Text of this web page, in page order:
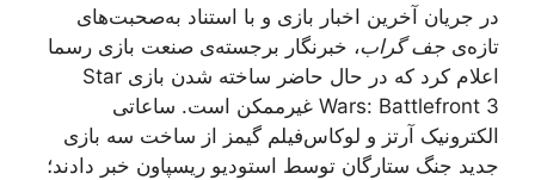
در جریان آخرین اخبار بازی و با استناد به‌صحبت‌های
تازه‌ی جف گراب، خبرنگار برجسته‌ی صنعت بازی رسما
اعلام کرد که در حال حاضر ساخته شدن بازی Star
Wars: Battlefront 3 غیرممکن است. ساعاتی
الکترونیک آرتز و لوکاس‌فیلم گیمز از ساخت سه بازی
جدید جنگ ستارگان توسط استودیو ریسپاون خبر دادند؛